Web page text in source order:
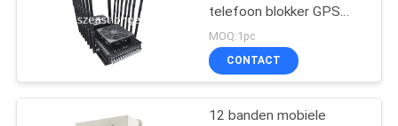
telefoon blokker GPS
VHF UHF interferentie 5-
80m
MOQ:1pc
CONTACT
12 banden mobiele